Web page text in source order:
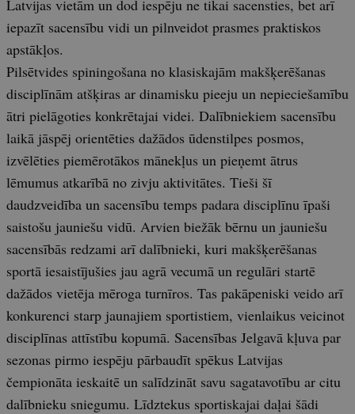
Latvijas vietām un dod iespēju ne tikai sacensties, bet arī
iepazīt sacensību vidi un pilnveidot prasmes praktiskos
apstākļos.
Pilsētvides spiningošana no klasiskajām makšķerēšanas
disciplīnām atšķiras ar dinamisku pieeju un nepieciešamību
ātri pielāgoties konkrētajai videi. Dalībniekiem sacensību
laikā jāspēj orientēties dažādos ūdenstilpes posmos,
izvēlēties piemērotākos mānekļus un pieņemt ātrus
lēmumus atkarībā no zivju aktivitātes. Tieši šī
daudzveidība un sacensību temps padara disciplīnu īpaši
saistošu jauniešu vidū. Arvien biežāk bērnu un jauniešu
sacensībās redzami arī dalībnieki, kuri makšķerēšanas
sportā iesaistījušies jau agrā vecumā un regulāri startē
dažādos vietēja mēroga turnīros. Tas pakāpeniski veido arī
konkurenci starp jaunajiem sportistiem, vienlaikus veicinot
disciplīnas attīstību kopumā. Sacensības Jelgavā kļuva par
sezonas pirmo iespēju pārbaudīt spēkus Latvijas
čempionāta ieskaitē un salīdzināt savu sagatavotību ar citu
dalībnieku sniegumu. Līdztekus sportiskajai daļai šādi